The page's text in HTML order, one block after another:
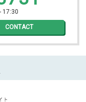
17:30
CONTACT